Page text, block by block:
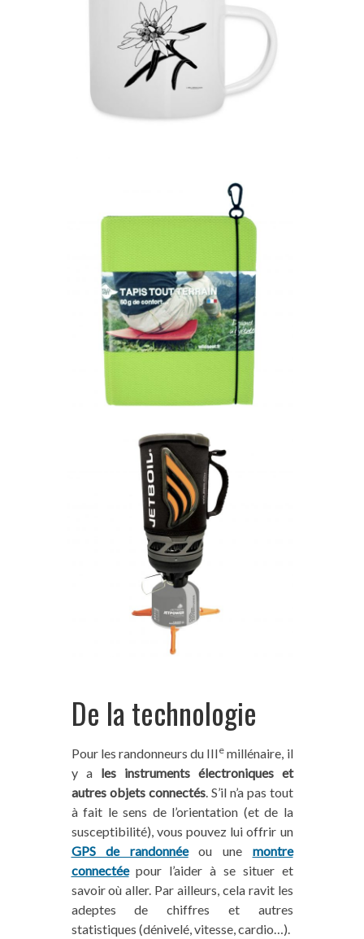
De la technologie
Pour les randonneurs du IIIe millénaire, il
y a les instruments électroniques et
autres objets connectés. S’il n’a pas tout
à fait le sens de l’orientation (et de la
susceptibilité), vous pouvez lui offrir un
GPS de randonnéeou une montre
connectéepour l’aider à se situer et
savoir où aller. Par ailleurs, cela ravit les
adeptes de chiffres et autres
statistiques (dénivelé, vitesse, cardio…).